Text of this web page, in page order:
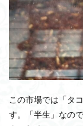
この市場では「タ
す。「半生」なの